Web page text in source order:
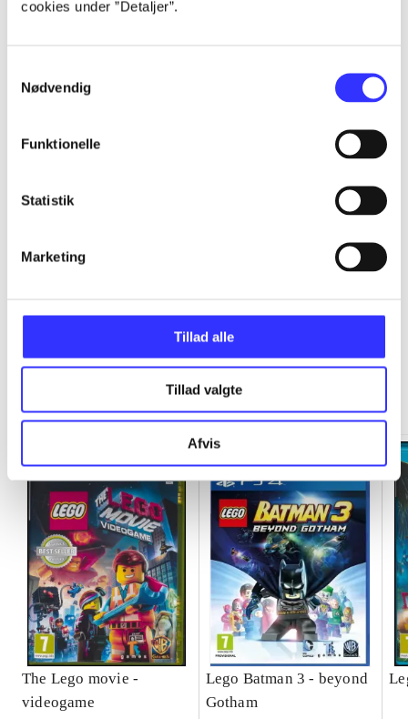
cookies under ”Detaljer”.
Nødvendig
Funktionelle
Statistik
Marketing
Tillad alle
Tillad valgte
Afvis
...
...
...
The Lego movie -
videogame
Lego Batman 3 - beyond
Gotham